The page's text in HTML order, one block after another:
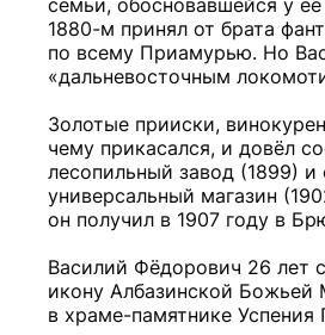
семьи, обосновавшейся у
1880-м принял от брата
по всему Приамурью. Но
«дальневосточным
Золотые прииски,
чему прикасался, и довёл
лесопильный завод (1899)
универсальный магазин
он получил в 1907 году в
Василий Фёдорович 26 лет
икону Албазинской Божьей
в храме-памятнике